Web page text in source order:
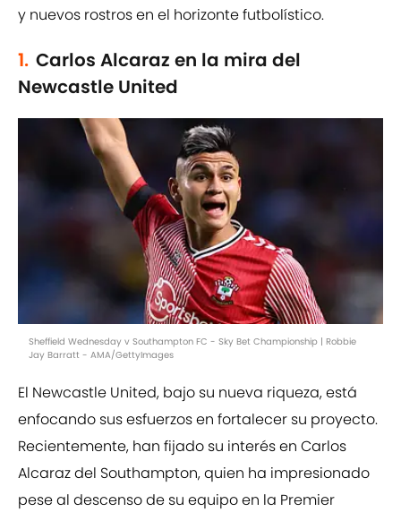
y nuevos rostros en el horizonte futbolístico.
1. Carlos Alcaraz en la mira del
Newcastle United
Sheffield Wednesday v Southampton FC - Sky Bet Championship | Robbie
Jay Barratt - AMA/GettyImages
El Newcastle United, bajo su nueva riqueza, está
enfocando sus esfuerzos en fortalecer su proyecto.
Recientemente, han fijado su interés en Carlos
Alcaraz del Southampton, quien ha impresionado
pese al descenso de su equipo en la Premier